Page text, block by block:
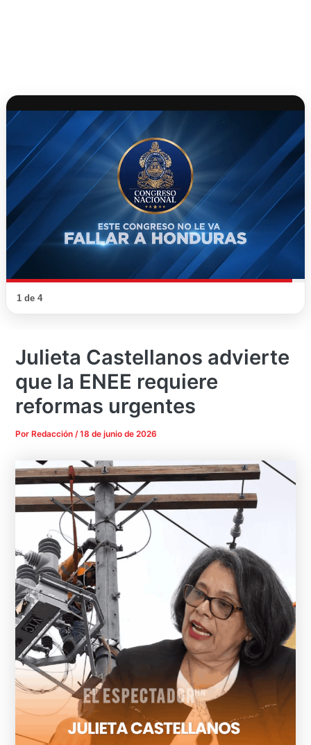
1 de 4
Julieta Castellanos advierte
que la ENEE requiere
reformas urgentes
Por Redacción/18 de junio de 2026